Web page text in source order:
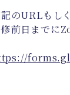
のURLもし
前日までに